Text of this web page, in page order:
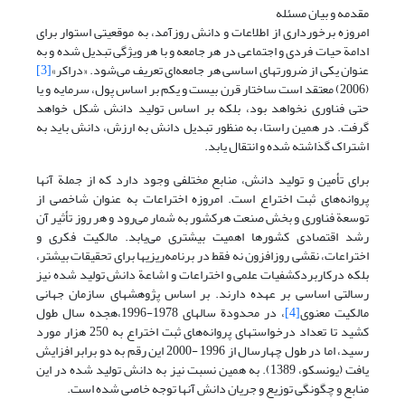
مقدمه و بیان مسئله
امروزه برخورداری از اطلاعات و دانش روزآمد، به موقعیتی استوار برای
ادامة حیات فردی و اجتماعی در هر جامعه و با هر ویژگی تبدیل شده و به
عنوان یکی از ضرورتهای اساسی هر جامعه‌ای تعریف می‌شود. «دراکر»[3]
(2006) معتقد است ساختار قرن بیست و یکم بر اساس پول، سرمایه و یا
حتی فناوری نخواهد بود، بلکه بر اساس تولید دانش شکل خواهد
گرفت. در همین راستا، به منظور تبدیل دانش به ارزش، دانش باید به
اشتراک گذاشته شده و انتقال یابد.
برای تأمین و تولید دانش، منابع مختلفی وجود دارد که از جملة آنها
پروانه‌های ثبت اختراع است. امروزه اختراعات به عنوان شاخصی از
توسعة فناوری و بخش صنعت هرکشور به شمار می‌رود و هر روز تأثیر آن
رشد اقتصادی کشورها اهمیت بیشتری می‌یابد. مالکیت فکری و
اختراعات، نقشی روزافزون نه فقط در برنامه‌ریزیها برای تحقیقات بیشتر،
بلکه درکاربردکشفیات علمی و اختراعات و اشاعة دانش تولید شده نیز
رسالتی اساسی بر عهده دارند. بر اساس پژوهشهای سازمان جهانی
مالکیت معنوی[4] ، در محدودة سالهای 1978-1996،هجده سال طول
کشید تا تعداد درخواستهای پروانه‌های ثبت اختراع به 250 هزار مورد
رسید، اما در طول چهارسال از 1996 -2000 این رقم به دو برابر افزایش
یافت (یونسکو، 1389). به همین نسبت نیز به دانش تولید شده در این
منابع و چگونگی توزیع و جریان دانش آنها توجه خاصی شده است.